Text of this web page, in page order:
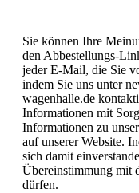
Sie können Ihre
den Abbestellungs-
jeder E-Mail, die Sie
indem Sie uns unter
wagenhalle.de
Informationen mit
Informationen zu
auf unserer Website.
sich damit
Übereinstimmung mit
dürfen.